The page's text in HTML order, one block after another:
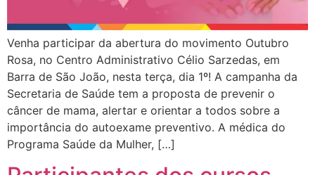
Venha participar da abertura do movimento Outubro
Rosa, no Centro Administrativo Célio Sarzedas, em
Barra de São João, nesta terça, dia 1º! A campanha da
Secretaria de Saúde tem a proposta de prevenir o
câncer de mama, alertar e orientar a todos sobre a
importância do autoexame preventivo. A médica do
Programa Saúde da Mulher, […]